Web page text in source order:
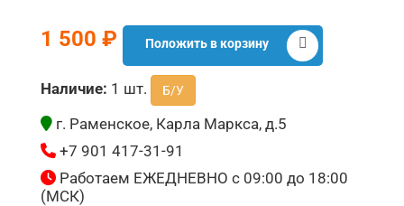
1 500 ₽ Положить в корзину
Наличие: 1 шт. Б/У
г. Раменское, Карла Маркса, д.5
+7 901 417-31-91
Работаем ЕЖЕДНЕВНО с 09:00 до 18:00
(МСК)